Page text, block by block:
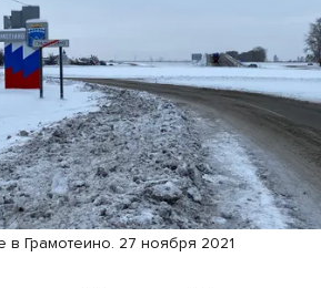
в Грамотеино. 27 ноября 2021